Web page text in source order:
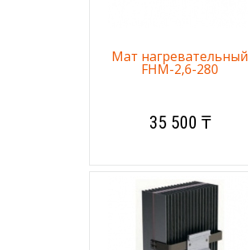
Мат нагревательный
FHM-2,6-280
35 500 ₸